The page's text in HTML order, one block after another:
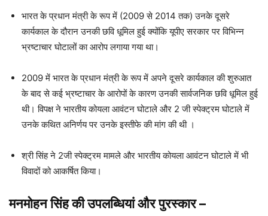
भारत के प्रधान मंत्री के रूप में (2009 से 2014 तक) उनके दूसरे
कार्यकाल के दौरान उनकी छवि धूमिल हुई क्योंकि यूपीए सरकार पर विभिन्न
भ्रष्टाचार घोटालों का आरोप लगाया गया था।
2009 में भारत के प्रधान मंत्री के रूप में अपने दूसरे कार्यकाल की शुरुआत
के बाद से कई भ्रष्टाचार के आरोपों के कारण उनकी सार्वजनिक छवि धूमिल हुई
थी। विपक्ष ने भारतीय कोयला आवंटन घोटाले और 2 जी स्पेक्ट्रम घोटाले में
उनके कथित अनिर्णय पर उनके इस्तीफे की मांग की थी ।
श्री सिंह ने 2जी स्पेक्ट्रम मामले और भारतीय कोयला आवंटन घोटाले में भी
विवादों को आकर्षित किया।
मनमोहन सिंह की उपलब्धियां और पुरस्कार–